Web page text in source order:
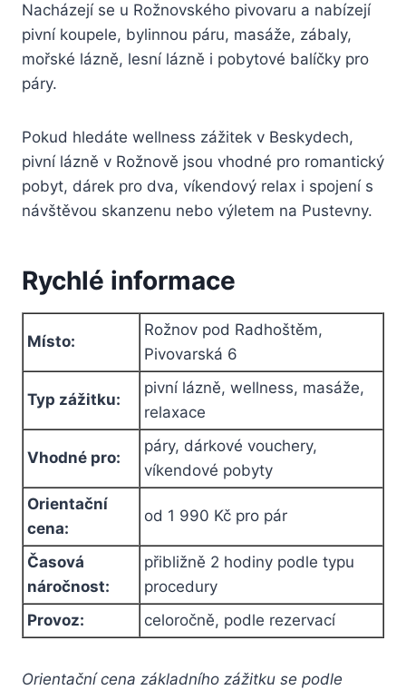
Nacházejí se u Rožnovského pivovaru a nabízejí
pivní koupele, bylinnou páru, masáže, zábaly,
mořské lázně, lesní lázně i pobytové balíčky pro
páry.
Pokud hledáte wellness zážitek v Beskydech,
pivní lázně v Rožnově jsou vhodné pro romantický
pobyt, dárek pro dva, víkendový relax i spojení s
návštěvou skanzenu nebo výletem na Pustevny.
Rychlé informace
Místo:
Rožnov pod Radhoštěm,
Pivovarská 6
Typ zážitku:
pivní lázně, wellness, masáže,
relaxace
Vhodné pro:
páry, dárkové vouchery,
víkendové pobyty
Orientační
cena:
od 1 990 Kč pro pár
Časová
náročnost:
přibližně 2 hodiny podle typu
procedury
Provoz:
celoročně, podle rezervací
Orientační cena základního zážitku se podle